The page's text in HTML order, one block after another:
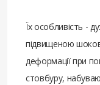
Їх особливість -
підвищеною
деформації при
стовбуру,